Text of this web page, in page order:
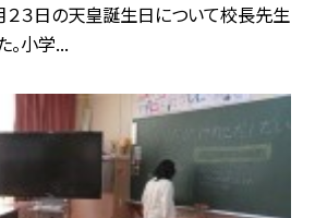
２３日の天皇誕生日について校長先生
。小学...